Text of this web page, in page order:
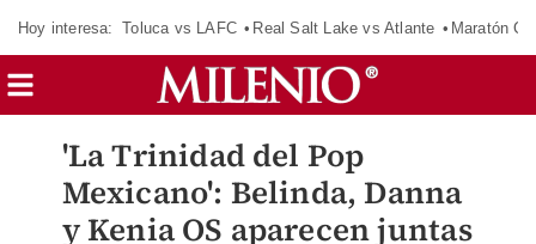
Hoy interesa: Toluca vs LAFC Real Salt Lake vs Atlante Maratón
'La Trinidad del Pop
Mexicano': Belinda, Danna
y Kenia OS aparecen juntas